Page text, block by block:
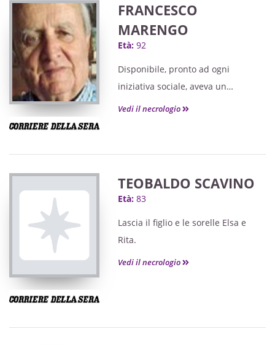
FRANCESCO
MARENGO
Età: 92
Disponibile, pronto ad ogni
iniziativa sociale, aveva un
collegamento costante con tutti,
documentato», ha ricordato
Vedi il necrologio
TEOBALDO SCAVINO
Età: 83
Lascia il figlio e le sorelle Elsa e
Rita.
Vedi il necrologio